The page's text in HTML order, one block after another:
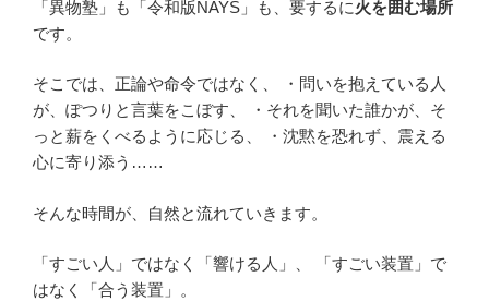
「異物塾」も「令和版NAYS」も、要するに火を囲む場所
です。
そこでは、正論や命令ではなく、 ・問いを抱えている人
が、ぽつりと言葉をこぼす、 ・それを聞いた誰かが、そ
っと薪をくべるように応じる、 ・沈黙を恐れず、震える
心に寄り添う……
そんな時間が、自然と流れていきます。
「すごい人」ではなく「響ける人」、 「すごい装置」で
はなく「合う装置」。